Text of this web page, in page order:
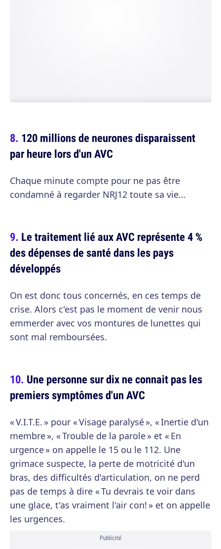
120 millions de neurones disparaissent
par heure lors d'un AVC
Chaque minute compte pour ne pas être
condamné à regarder NRJ12 toute sa vie…
Le traitement lié aux AVC représente 4 %
des dépenses de santé dans les pays
développés
On est donc tous concernés, en ces temps de
crise. Alors c'est pas le moment de venir nous
emmerder avec vos montures de lunettes qui
sont mal remboursées.
Une personne sur dix ne connait pas les
premiers symptômes d'un AVC
« V.I.T.E. » pour « Visage paralysé », « Inertie d'un
membre », « Trouble de la parole » et « En
urgence » on appelle le 15 ou le 112. Une
grimace suspecte, la perte de motricité d'un
bras, des difficultés d'articulation, on ne perd
pas de temps à dire « Tu devrais te voir dans
une glace, t'as vraiment l'air con! » et on appelle
les urgences.
Publicité